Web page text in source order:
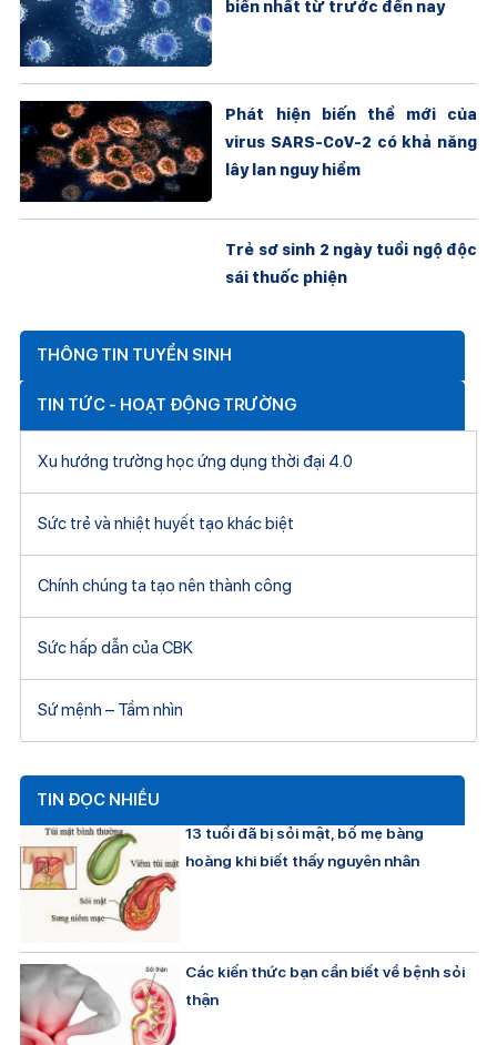
biến nhất từ trước đến nay
Phát hiện biến thể mới của
virus SARS-CoV-2 có khả năng
lây lan nguy hiểm
Trẻ sơ sinh 2 ngày tuổi ngộ độc
sái thuốc phiện
THÔNG TIN TUYỂN SINH
TIN TỨC - HOẠT ĐỘNG TRƯỜNG
Xu hướng trường học ứng dụng thời đại 4.0
Sức trẻ và nhiệt huyết tạo khác biệt
Chính chúng ta tạo nên thành công
Sức hấp dẫn của CBK
Sứ mệnh – Tầm nhìn
TIN ĐỌC NHIỀU
13 tuổi đã bị sỏi mật, bố mẹ bàng
hoàng khi biết thấy nguyên nhân
Các kiến thức bạn cần biết về bệnh sỏi
thận